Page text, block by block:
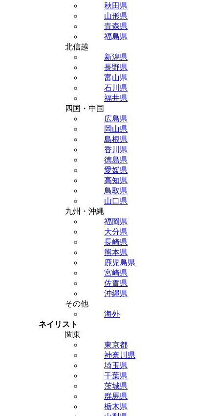
秋田県
山形県
青森県
福島県
北信越
新潟県
長野県
富山県
石川県
福井県
四国・中国
広島県
岡山県
島根県
香川県
徳島県
愛媛県
高知県
鳥取県
山口県
九州・沖縄
福岡県
大分県
長崎県
熊本県
鹿児島県
宮崎県
佐賀県
沖縄県
その他
海外
ネイリスト
関東
東京都
神奈川県
埼玉県
千葉県
茨城県
群馬県
栃木県